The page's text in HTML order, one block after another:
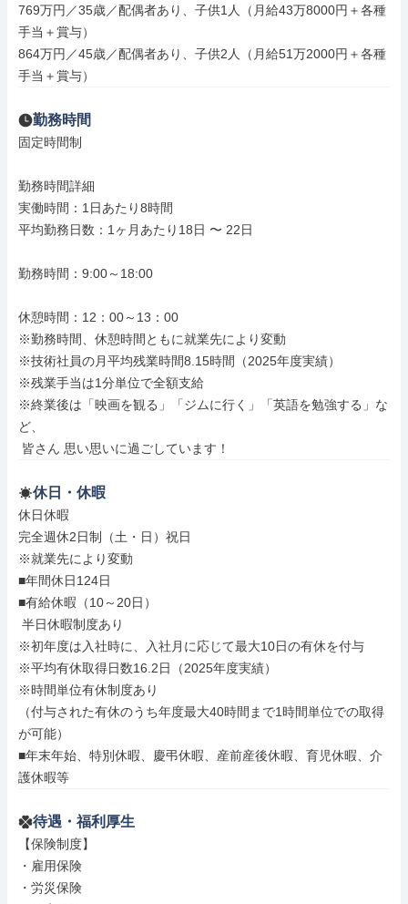
769万円／35歳／配偶者あり、子供1人（月給43万8000円＋各種
手当＋賞与）
864万円／45歳／配偶者あり、子供2人（月給51万2000円＋各種
手当＋賞与）
勤務時間
固定時間制
勤務時間詳細
実働時間：1日あたり8時間
平均勤務日数：1ヶ月あたり18日 〜 22日
勤務時間：9:00～18:00
休憩時間：12：00～13：00
※勤務時間、休憩時間ともに就業先により変動
※技術社員の月平均残業時間8.15時間（2025年度実績）
※残業手当は1分単位で全額支給
※終業後は「映画を観る」「ジムに行く」「英語を勉強する」な
ど、
皆さん 思い思いに過ごしています！
休日・休暇
休日休暇
完全週休2日制（土・日）祝日
※就業先により変動
■年間休日124日
■有給休暇（10～20日）
※初年度は入社時に、入社月に応じて最大10日の有休を付与
※平均有休取得日数16.2日（2025年度実績）
※時間単位有休制度あり
（付与された有休のうち年度最大40時間まで1時間単位での取得
が可能）
■年末年始、特別休暇、慶弔休暇、産前産後休暇、育児休暇、介
護休暇等
待遇・福利厚生
【保険制度】
・雇用保険
・労災保険